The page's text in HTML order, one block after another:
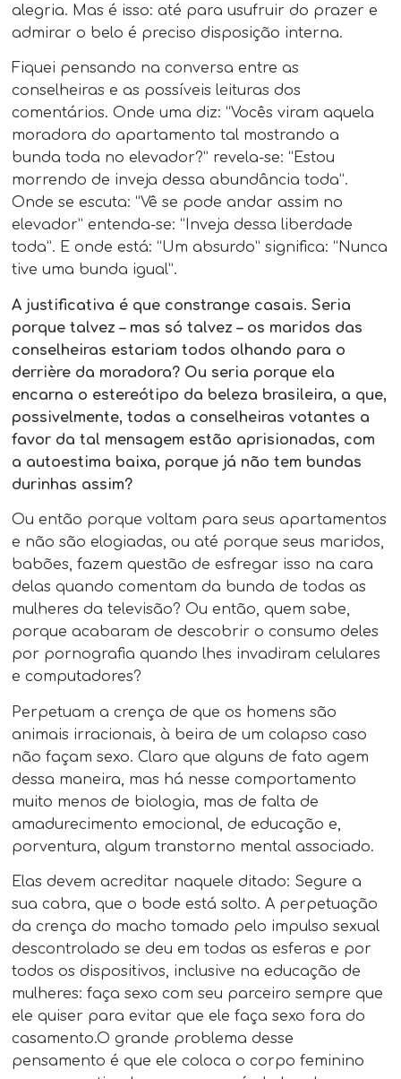
alegria. Mas é isso: até para usufruir do prazer e
admirar o belo é preciso disposição interna.
Fiquei pensando na conversa entre as
conselheiras e as possíveis leituras dos
comentários. Onde uma diz: “Vocês viram aquela
moradora do apartamento tal mostrando a
bunda toda no elevador?” revela-se: “Estou
morrendo de inveja dessa abundância toda”.
Onde se escuta: “Vê se pode andar assim no
elevador” entenda-se: “Inveja dessa liberdade
toda”. E onde está: “Um absurdo” significa: “Nunca
tive uma bunda igual”.
A justificativa é que constrange casais. Seria
porque talvez – mas só talvez – os maridos das
conselheiras estariam todos olhando para o
derrière da moradora? Ou seria porque ela
encarna o estereótipo da beleza brasileira, a que,
possivelmente, todas a conselheiras votantes a
favor da tal mensagem estão aprisionadas, com
a autoestima baixa, porque já não tem bundas
durinhas assim?
Ou então porque voltam para seus apartamentos
e não são elogiadas, ou até porque seus maridos,
babões, fazem questão de esfregar isso na cara
delas quando comentam da bunda de todas as
mulheres da televisão? Ou então, quem sabe,
porque acabaram de descobrir o consumo deles
por pornografia quando lhes invadiram celulares
e computadores?
Perpetuam a crença de que os homens são
animais irracionais, à beira de um colapso caso
não façam sexo. Claro que alguns de fato agem
dessa maneira, mas há nesse comportamento
muito menos de biologia, mas de falta de
amadurecimento emocional, de educação e,
porventura, algum transtorno mental associado.
Elas devem acreditar naquele ditado: Segure a
sua cabra, que o bode está solto. A perpetuação
da crença do macho tomado pelo impulso sexual
descontrolado se deu em todas as esferas e por
todos os dispositivos, inclusive na educação de
mulheres: faça sexo com seu parceiro sempre que
ele quiser para evitar que ele faça sexo fora do
casamento.O grande problema desse
pensamento é que ele coloca o corpo feminino